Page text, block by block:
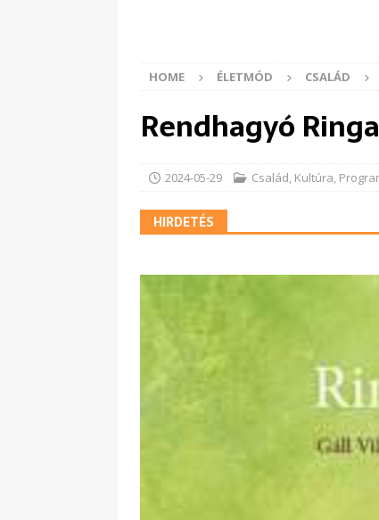
HOME ÉLETMÓD CSALÁD
Rendhagyó
2024-05-29 Család, Kultúra,
HIRDETÉS